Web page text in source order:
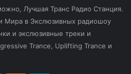
Лучшая Транс Радио Станция.
Мира в Экслюзивных радиошоу
и экслюзивные треки и
Trance, Uplifting Trance и